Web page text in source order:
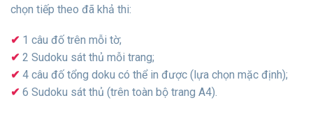
chọn tiếp theo đã khả thi:
1 câu đố trên mỗi tờ;
2 Sudoku sát thủ mỗi trang;
4 câu đố tổng doku có thể in được (lựa chọn mặc định);
6 Sudoku sát thủ (trên toàn bộ trang A4).